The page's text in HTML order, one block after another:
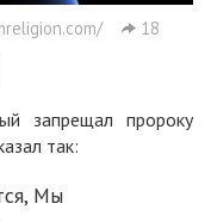
18
запрещал пророку
так:
Мы